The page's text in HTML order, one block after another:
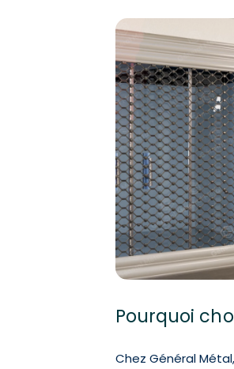
Pourquoi
Chez Général